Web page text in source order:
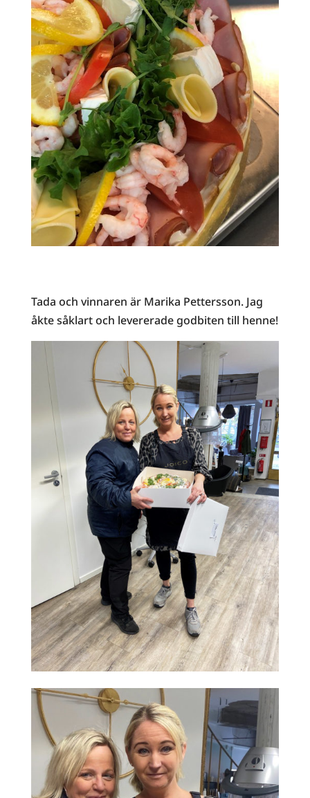
Tada och vinnaren är Marika Pettersson. Jag
åkte såklart och levererade godbiten till henne!